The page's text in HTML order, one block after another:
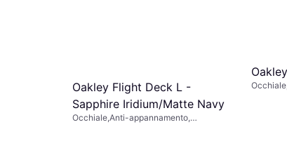
Oakley Flight Deck L -
Sapphire Iridium/Matte Navy
Occhiale,Anti-appannamento,